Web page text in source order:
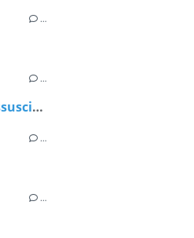
…
…
Un Combi VW vieux de 40 ans ressuscité !
…
…